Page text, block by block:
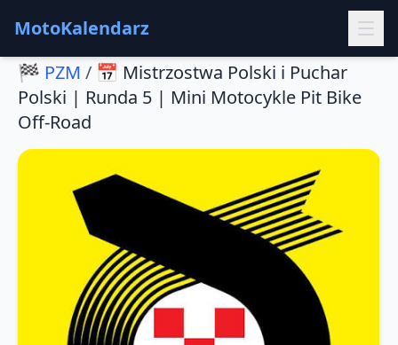
MotoKalendarz
🏁 PZM / 📅 Mistrzostwa Polski i Puchar
Polski | Runda 5 | Mini Motocykle Pit Bike
Off-Road